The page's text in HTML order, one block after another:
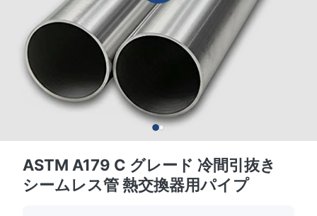
ASTM A179 C グレード 冷間引抜き
シームレス管 熱交換器用パイプ